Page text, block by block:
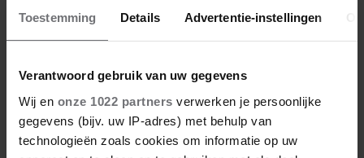
Toestemming Details Advertentie-instellingen
Verantwoord gebruik van uw gegevens
Wij en onze 1022 partners verwerken je persoonlijke
gegevens (bijv. uw IP-adres) met behulp van
technologieën zoals cookies om informatie op uw